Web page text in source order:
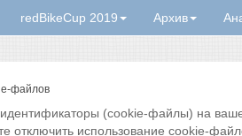
redBikeCup 2019 Архив
файлов
(cookie-файлы) на ваше
отключить использование cookie-